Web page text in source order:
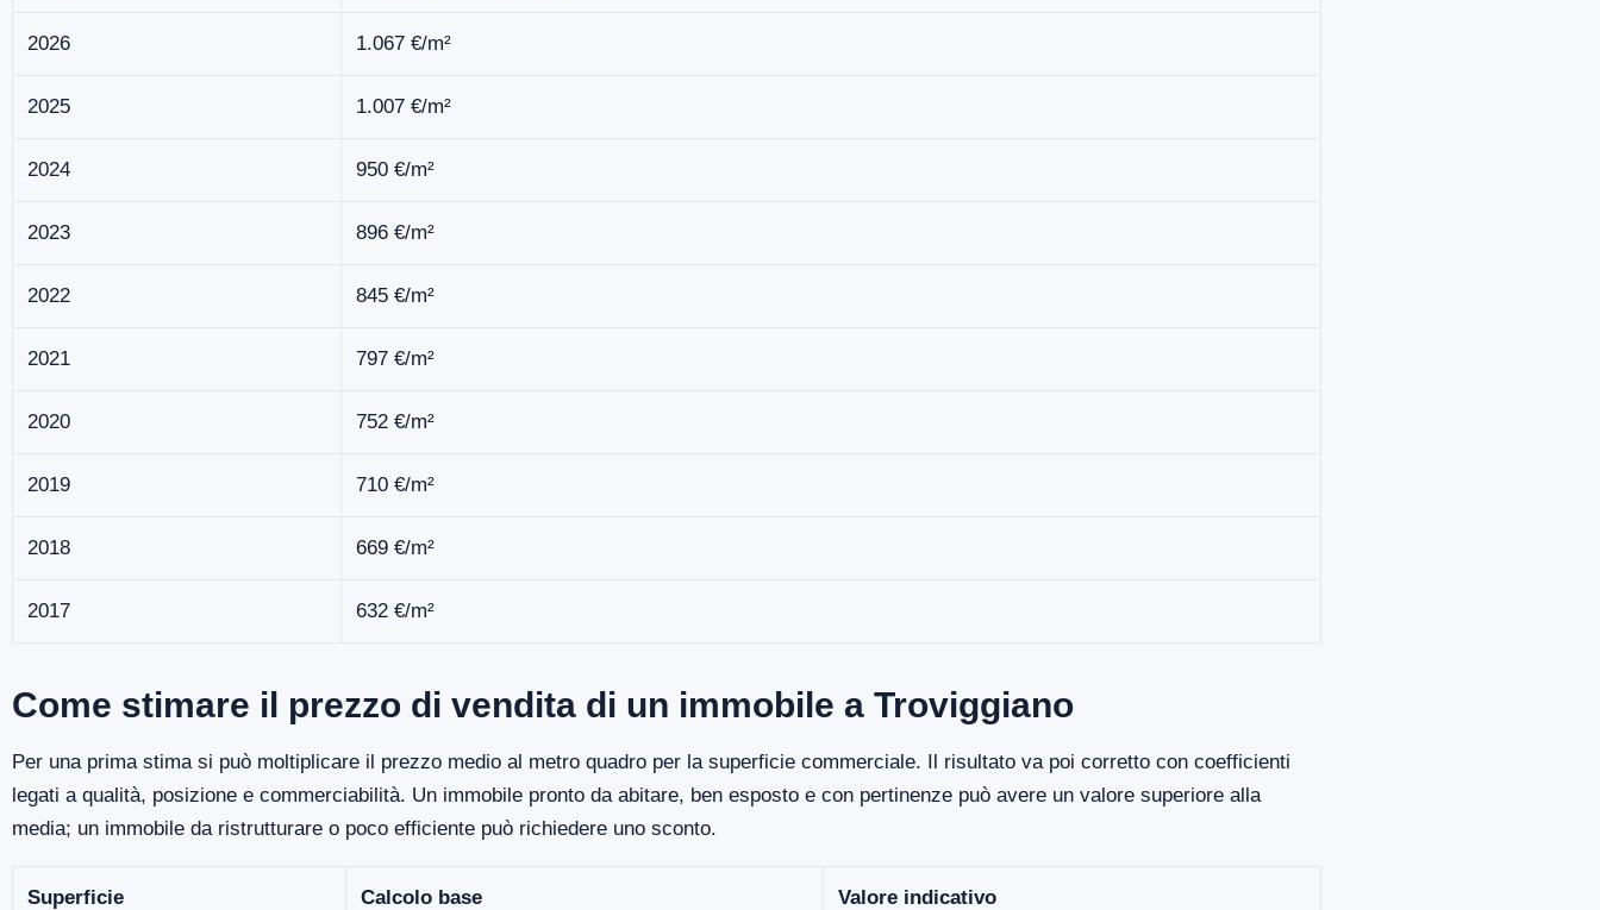
2026 1.067 €/m²
2025 1.007 €/m²
2024 950 €/m²
2023 896 €/m²
2022 845 €/m²
2021 797 €/m²
2020 752 €/m²
2019 710 €/m²
2018 669 €/m²
2017 632 €/m²
Come stimare il prezzo di vendita di un immobile a Troviggiano
Per una prima stima si può moltiplicare il prezzo medio al metro quadro per la superficie commerciale. Il risultato va poi corretto con coefficienti
legati a qualità, posizione e commerciabilità. Un immobile pronto da abitare, ben esposto e con pertinenze può avere un valore superiore alla
media; un immobile da ristrutturare o poco efficiente può richiedere uno sconto.
Superficie Calcolo base Valore indicativo